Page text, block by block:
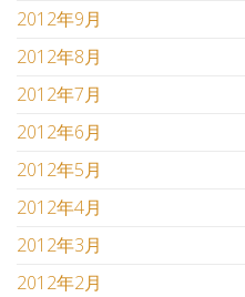
2012年9月
2012年8月
2012年7月
2012年6月
2012年5月
2012年4月
2012年3月
2012年2月